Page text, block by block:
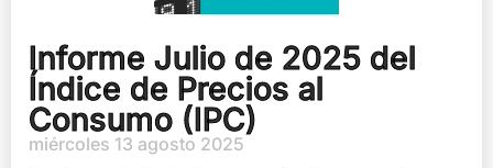
Informe Julio de 2025 del
Índice de Precios al
Consumo (IPC)
miércoles 13 agosto 2025